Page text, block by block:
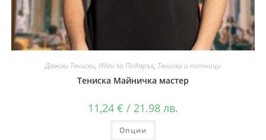
Дамски Тениски, Идеи за Подарък, Тениски и потници
Тениска Майничка мастер
11,24 € / 21.98 лв.
Опции